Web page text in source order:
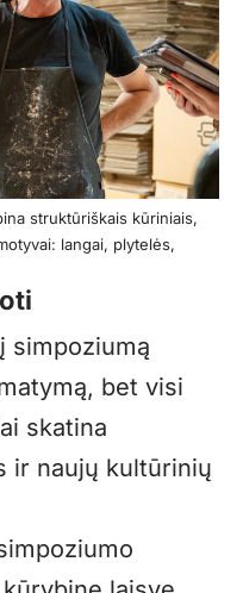
struktūriškais kūriniais,
langai, plytelės,
simpoziumą
bet visi
skatina
ir naujų kultūrinių